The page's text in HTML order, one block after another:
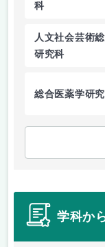
科
人文社会芸術
研究科
総合医薬学研
学科か